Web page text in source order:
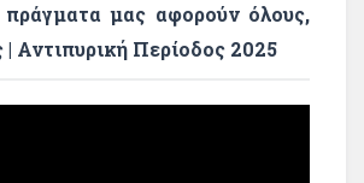
μας αφορούν όλους,
| Αντιπυρική Περίοδος 2025